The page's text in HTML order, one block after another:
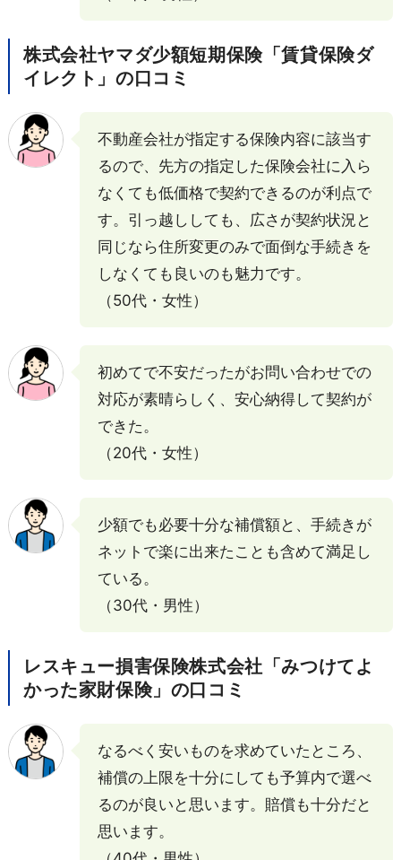
株式会社ヤマダ少額短期保険「賃貸保険ダ
イレクト」の口コミ
不動産会社が指定する保険内容に該当す
るので、先方の指定した保険会社に入ら
なくても低価格で契約できるのが利点で
す。引っ越ししても、広さが契約状況と
同じなら住所変更のみで面倒な手続きを
しなくても良いのも魅力です。
（50代・女性）
初めてで不安だったがお問い合わせでの
対応が素晴らしく、安心納得して契約が
できた。
（20代・女性）
少額でも必要十分な補償額と、手続きが
ネットで楽に出来たことも含めて満足し
ている。
（30代・男性）
レスキュー損害保険株式会社「みつけてよ
かった家財保険」の口コミ
なるべく安いものを求めていたところ、
補償の上限を十分にしても予算内で選べ
るのが良いと思います。賠償も十分だと
思います。